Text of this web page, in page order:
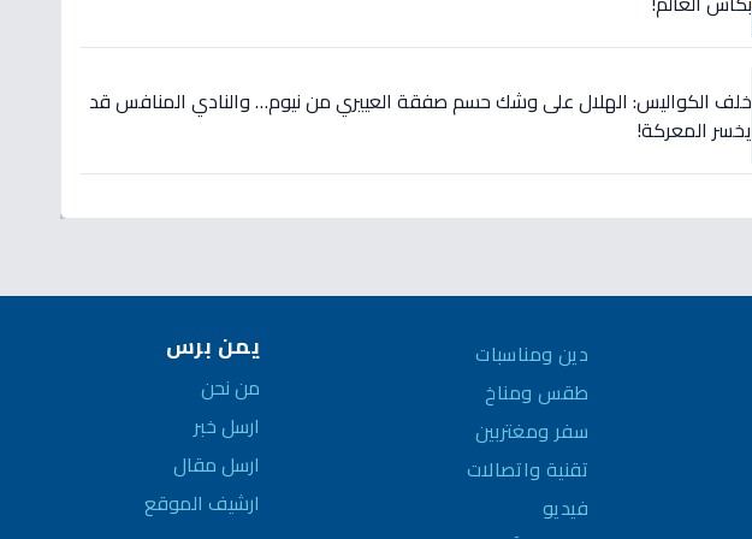
خلف الكواليس: الهلال على وشك حسم صفقة العييري من نيوم… والنادي المنافس قد
يخسر المعركة!
دين ومناسبات
طقس ومناخ
سفر ومغتربين
تقنية واتصالات
فيديو
يمن برس
من نحن
ارسل خبر
ارسل مقال
ارشيف الموقع